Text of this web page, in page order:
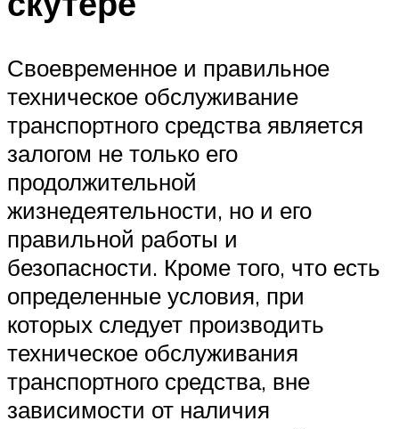
Своевременное и правильное
техническое обслуживание
транспортного средства является
залогом не только его
продолжительной
жизнедеятельности, но и его
правильной работы и
безопасности. Кроме того, что есть
определенные условия, при
которых следует производить
техническое обслуживания
транспортного средства, вне
зависимости от наличия